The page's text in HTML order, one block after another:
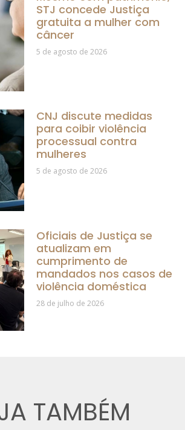
STJ concede Justiça
gratuita a mulher com
câncer
5 de agosto de 2026
CNJ discute medidas
para coibir violência
processual contra
mulheres
5 de agosto de 2026
Oficiais de Justiça se
atualizam em
cumprimento de
mandados nos casos de
violência doméstica
28 de julho de 2026
TAMBÉM